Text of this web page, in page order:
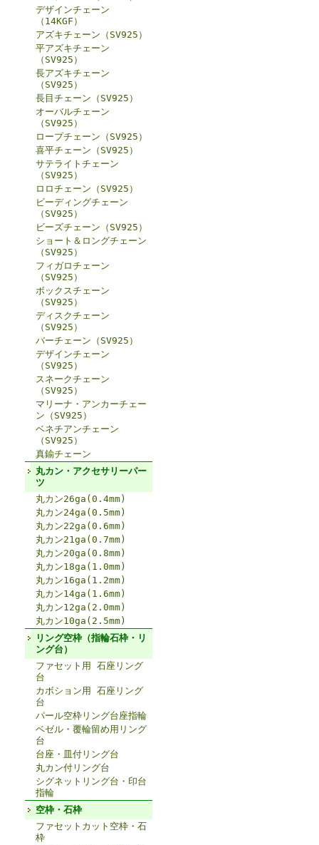
デザインチェーン
（14KGF）
アズキチェーン（SV925）
平アズキチェーン
（SV925）
長アズキチェーン
（SV925）
長目チェーン（SV925）
オーバルチェーン
（SV925）
ロープチェーン（SV925）
喜平チェーン（SV925）
サテライトチェーン
（SV925）
ロロチェーン（SV925）
ビーディングチェーン
（SV925）
ビーズチェーン（SV925）
ショート＆ロングチェーン
（SV925）
フィガロチェーン
（SV925）
ボックスチェーン
（SV925）
ディスクチェーン
（SV925）
バーチェーン（SV925）
デザインチェーン
（SV925）
スネークチェーン
（SV925）
マリーナ・アンカーチェー
ン（SV925）
ベネチアンチェーン
（SV925）
真鍮チェーン
丸カン・アクセサリーパー
ツ
丸カン26ga(0.4mm)
丸カン24ga(0.5mm)
丸カン22ga(0.6mm)
丸カン21ga(0.7mm)
丸カン20ga(0.8mm)
丸カン18ga(1.0mm)
丸カン16ga(1.2mm)
丸カン14ga(1.6mm)
丸カン12ga(2.0mm)
丸カン10ga(2.5mm)
リング空枠（指輪石枠・リ
ング台）
ファセット用 石座リング
台
カボション用 石座リング
台
パール空枠リング台座指輪
ベゼル・覆輪留め用リング
台
台座・皿付リング台
丸カン付リング台
シグネットリング台・印台
指輪
空枠・石枠
ファセットカット空枠・石
枠